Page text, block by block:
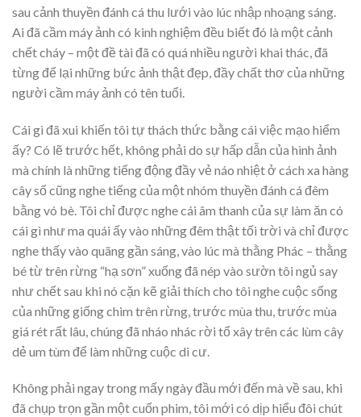
sau cảnh thuyền đánh cá thu lưới vào lúc nhập nhoạng sáng.
Ai đã cầm máy ảnh có kinh nghiệm đều biết đó là một cảnh
chết cháy – một đề tài đã có quá nhiều người khai thác, đã
từng để lại những bức ảnh thật đẹp, đầy chất thơ của những
người cầm máy ảnh có tên tuổi.
Cái gì đã xui khiến tôi tự thách thức bằng cái việc mạo hiểm
ấy? Có lẽ trước hết, không phải do sự hấp dẫn của hình ảnh
mà chính là những tiếng động đầy vẻ náo nhiệt ở cách xa hàng
cây số cũng nghe tiếng của một nhóm thuyền đánh cá đêm
bằng vó bè. Tôi chỉ được nghe cái âm thanh của sự làm ăn có
cái gì như ma quái ấy vào những đêm thật tối trời và chỉ được
nghe thấy vào quãng gần sáng, vào lúc mà thằng Phác – thằng
bé từ trên rừng “hạ sơn” xuống đã nép vào sườn tôi ngủ say
như chết sau khi nó cặn kẽ giải thích cho tôi nghe cuộc sống
của những giống chim trên rừng, trước mùa thu, trước mùa
giá rét rất lâu, chúng đã nháo nhác rời tổ xây trên các lùm cây
dẻ um tùm để làm những cuộc di cư.
Không phải ngay trong mấy ngày đầu mới đến mà về sau, khi
đã chụp trọn gần một cuốn phim, tôi mới có dịp hiểu đôi chút